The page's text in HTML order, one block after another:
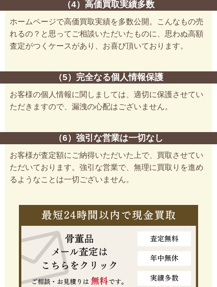
（4）高価買取実績多数
ホームページで高価買取実績を多数公開。こんなもの売
れるの？と思ってご相談いただいたものに、思わぬ高額
査定がつくケースがあり、お喜び頂いております。
（5）完全なる個人情報保護
お客様の個人情報に関しましては、適切に保護させてい
ただきますので、漏洩の心配はございません。
（6）強引な営業は一切なし
お客様が査定額にご納得いただいた上で、買取させてい
ただいております。強引な営業で、無理に買取りを進め
るようなことは一切ございません。